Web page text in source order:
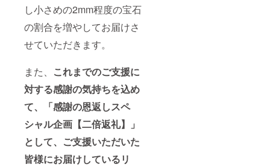
し小さめの2mm程度の宝石
の割合を増やしてお届けさ
せていただきます。
また、 これまでのご支援に
対する感謝の気持ちを込め
て、「感謝の恩返しスペ
シャル企画【二倍返礼】」
として、ご支援いただいた
皆様にお届けしているリ